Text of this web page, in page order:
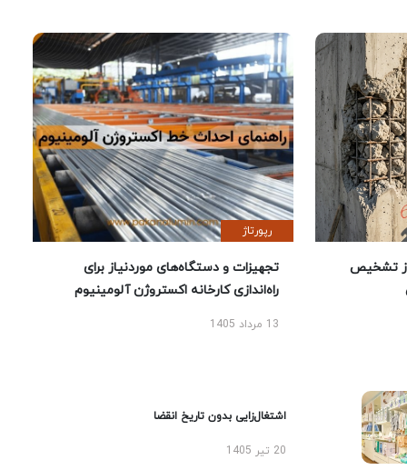
تشخیص
رپورتاژ
تجهیزات و دستگاه‌های موردنیاز برای
راه‌اندازی کارخانه اکستروژن آلومینیوم
13 مرداد 1405
اشتغال‌زایی بدون تاریخ انقضا
20 تیر 1405